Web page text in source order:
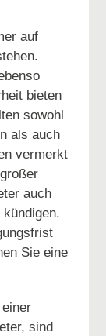
auf
bieten
sowohl
als auch
vermerkt
auch
Sie eine
sind